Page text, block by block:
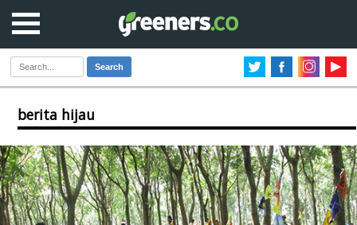
Search
berita hijau